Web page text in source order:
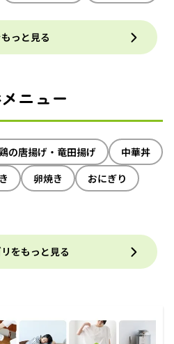
っと見る
ニュー
の唐揚げ・竜田揚げ
中華丼
卵焼き
おにぎり
をもっと見る